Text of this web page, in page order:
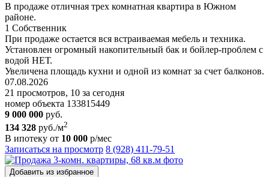
В продаже отличная трех комнатная квартира в Южном
районе.
1 Собственник
При продаже остается вся встраиваемая мебель и техника.
Установлен огромный накопительный бак и бойлер-проблем с
водой НЕТ.
Увеличена площадь кухни и одной из комнат за счет балконов.
07.08.2026
21 просмотров, 10 за сегодня
номер объекта 133815449
9 000 000 руб.
134 328 руб./м2
В ипотеку от 10 000 р/мес
Записаться на просмотр 8 (928) 411-79-51
Добавить из избранное